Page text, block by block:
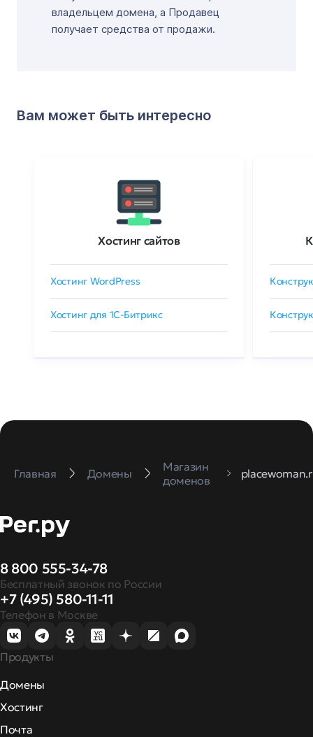
владельцем домена, а Продавец
получает средства от продажи.
Вам может быть интересно
Хостинг сайтов
Хостинг WordPress
Хостинг для 1C-Битрикс
Главная Домены
Магазин
доменов
8 800 555-34-78
Бесплатный звонок по России
+7 (495) 580-11-11
Телефон в Москве
Продукты
Домены
Хостинг
Почта